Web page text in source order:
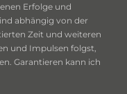
Erfolge und
abhängig von der
Zeit und weiteren
und Impulsen folgst,
Garantieren kann ich